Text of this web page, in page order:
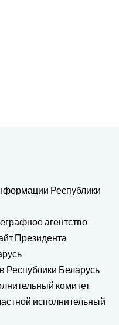
Республики
агентство
Президента
Республики Беларусь
комитет
исполнительный